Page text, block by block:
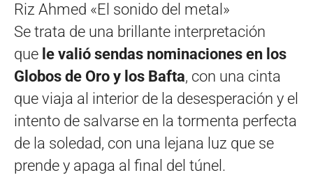
Riz Ahmed «El sonido del metal»
Se trata de una brillante interpretación
que le valió sendas nominaciones en los
Globos de Oro y los Bafta, con una cinta
que viaja al interior de la desesperación y el
intento de salvarse en la tormenta perfecta
de la soledad, con una lejana luz que se
prende y apaga al final del túnel.